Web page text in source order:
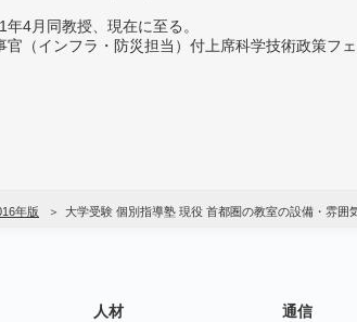
4月同教授、現在に至る。
（インフラ・防災担当）付上席科学技術政策フェ
年版 大学受験 個別指導塾 現役 首都圏の教室の設備・雰囲
人材
通信